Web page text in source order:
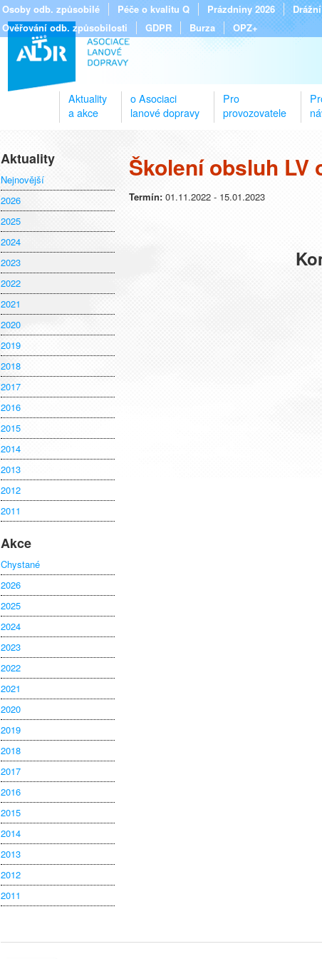
Osoby odb. způsobilé Péče o kvalitu Q Prázdniny 2026
Ověřování odb. způsobilosti
GDPR Burza OPZ+
Aktuality
a akce
o Asociaci
lanové dopravy
Pro
provozovatele
Aktuality
Nejnovější
2026
2025
2024
2023
2022
2021
2020
2019
2018
2017
2016
2015
2014
2013
2012
2011
Akce
Chystané
2026
2025
2024
2023
2022
2021
2020
2019
2018
2017
2016
2015
2014
2013
2012
2011
Školení obsluh LV
Termín: 01.11.2022 - 15.01.2023